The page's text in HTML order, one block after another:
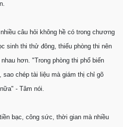
câu hỏi không hề có trong chương
sinh thi thử đông, thiếu phòng thi nên
hơn. "Trong phòng thi phổ biến
sao chép tài liệu mà giám thị chỉ gõ
- Tâm nói.
bạc, công sức, thời gian mà nhiều